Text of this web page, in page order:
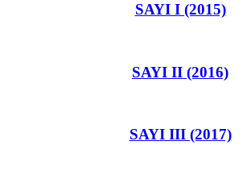
SAYI I (2015)
SAYI II (2016)
SAYI III (2017)